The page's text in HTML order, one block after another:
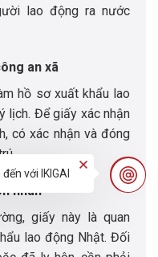
lao động ra nước
an xã
hồ sơ xuất khẩu lao
lịch. Để giấy xác nhận
có xác nhận và đóng
nhân
giấy này là quan
lao động Nhật. Đối
Liên hệ
với IKIGAI